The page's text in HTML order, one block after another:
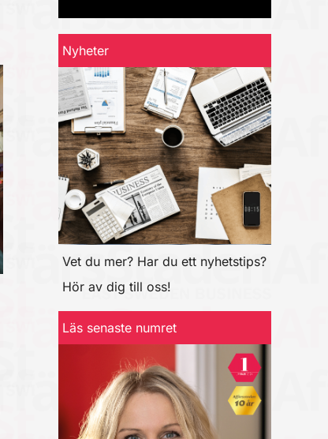
Nyheter
Vet du mer? Har du ett nyhetstips?
Hör av dig till oss!
Läs senaste numret